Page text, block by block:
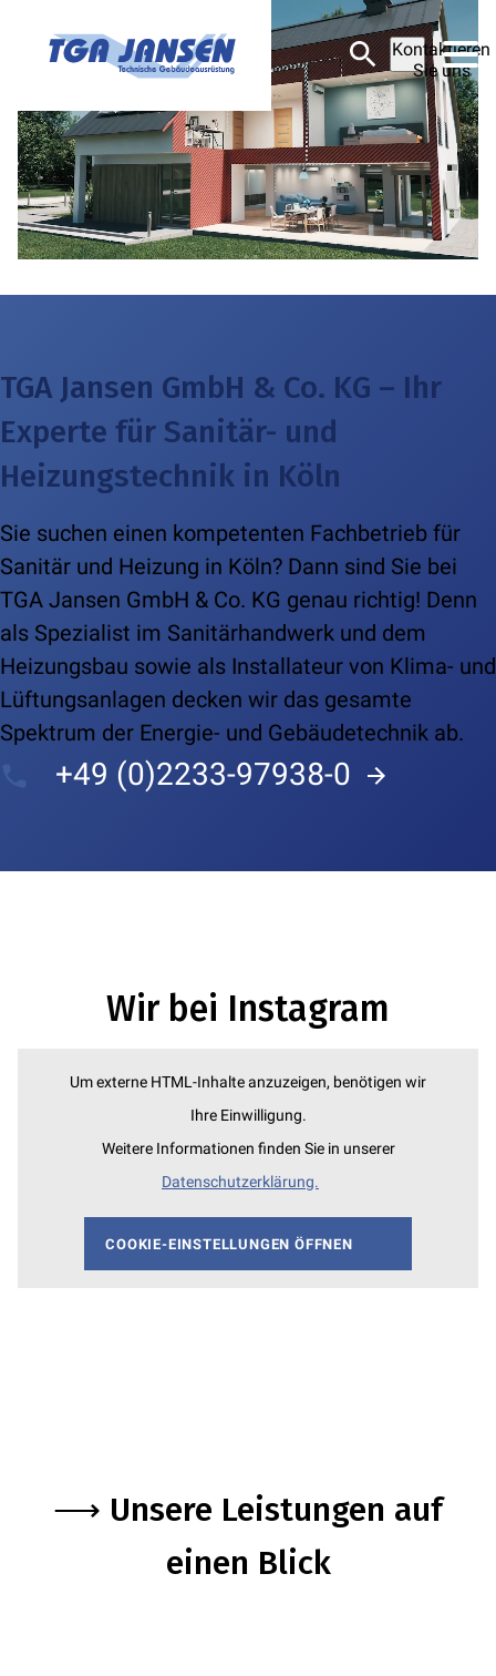
Kontaktieren
Sie uns
TGA Jansen GmbH & Co. KG – Ihr
Experte für Sanitär- und
Heizungstechnik in Köln
Sie suchen einen kompetenten Fachbetrieb für
Sanitär und Heizung in Köln? Dann sind Sie bei
TGA Jansen GmbH & Co. KG genau richtig! Denn
als Spezialist im Sanitärhandwerk und dem
Heizungsbau sowie als Installateur von Klima- und
Lüftungsanlagen decken wir das gesamte
Spektrum der Energie- und Gebäudetechnik ab.
+49 (0)2233-97938-0
Wir bei Instagram
Um externe HTML-Inhalte anzuzeigen, benötigen wir
Ihre Einwilligung.
Weitere Informationen finden Sie in unserer
Datenschutzerklärung.
COOKIE-EINSTELLUNGEN ÖFFNEN
⟶ Unsere Leistungen auf
einen Blick